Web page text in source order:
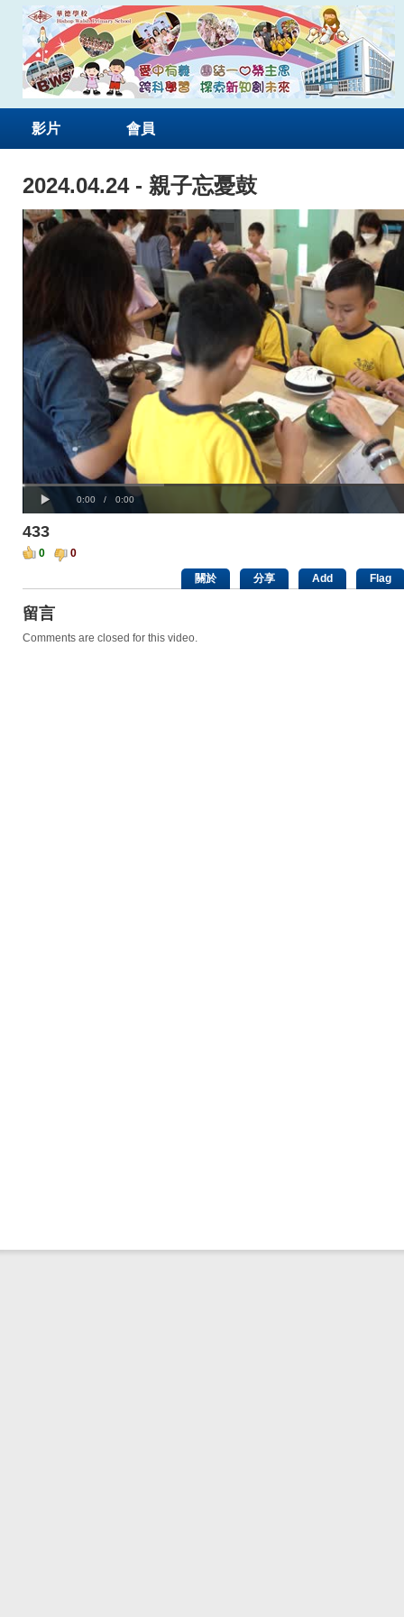
影片 會員
2024.04.24 - 親子忘憂鼓
Current
0:00 / Duration
0:00
Loaded: 0%
Progress:
0%
00:00
433
0
0
關於
分享 Add Flag
留言
Comments are closed for this video.